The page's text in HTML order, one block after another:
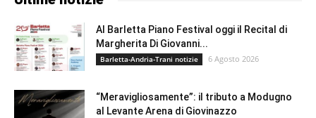
Al Barletta Piano Festival oggi il Recital di
Margherita Di Giovanni...
Barletta-Andria-Trani notizie 6 Agosto 2026
“Meravigliosamente”: il tributo a Modugno
al Levante Arena di Giovinazzo